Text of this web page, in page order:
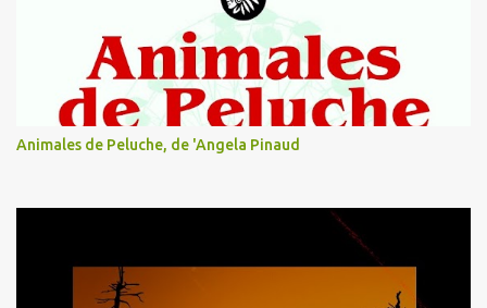
Animales de Peluche, de 'Angela Pinaud